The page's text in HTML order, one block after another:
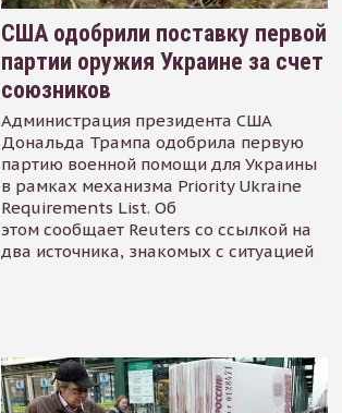
США одобрили поставку первой
партии оружия Украине за счет
союзников
Администрация президента США
Дональда Трампа одобрила первую
партию военной помощи для Украины
в рамках механизма Priority Ukraine
Requirements List. Об
этом сообщает Reuters со ссылкой на
два источника, знакомых с ситуацией